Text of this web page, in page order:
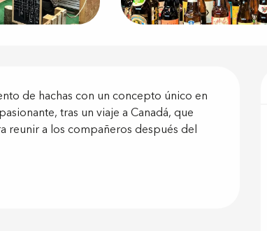
de hachas con un concepto único en
tras un viaje a Canadá, que
reunir a los compañeros después del